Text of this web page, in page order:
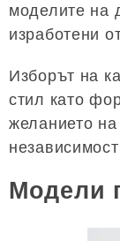
моделите на
изработени
Изборът на
стил като
желанието
Модели